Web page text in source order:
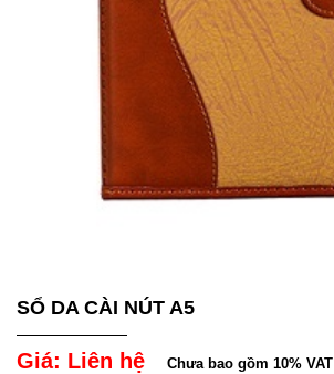
SỔ DA CÀI NÚT A5
Giá: Liên hệ Chưa bao gồm 10% VAT